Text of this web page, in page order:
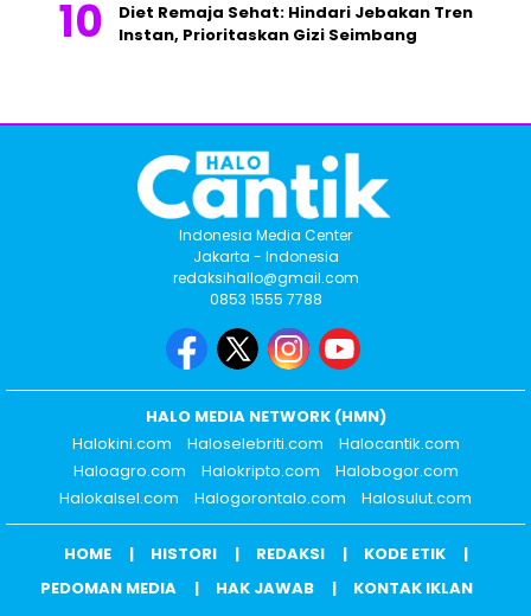
Diet Remaja Sehat: Hindari Jebakan Tren
Instan, Prioritaskan Gizi Seimbang
Indonesia Media Center
Jakarta - Indonesia
redaksihallo@gmail.com
0853 1555 7788
HALO MEDIA NETWORK (HMN)
Halokini.com
Haloselebriti.com
Halocantik.com
Haloagro.com
Halokripto.com
Halobogor.com
Halokalsel.com
Halogorontalo.com Halosulut.com
HOME HISTORI REDAKSI
KODE ETIK
PEDOMAN MEDIA
HAK JAWAB KONTAK IKLAN